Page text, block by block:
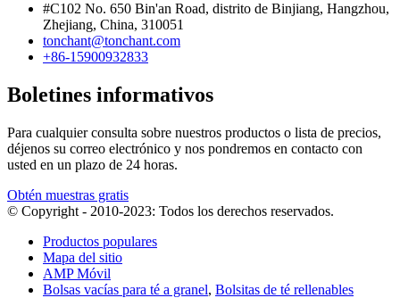
#C102 No. 650 Bin'an Road, distrito de Binjiang, Hangzhou,
Zhejiang, China, 310051
tonchant@tonchant.com
+86-15900932833
Boletines informativos
Para cualquier consulta sobre nuestros productos o lista de precios,
déjenos su correo electrónico y nos pondremos en contacto con
usted en un plazo de 24 horas.
Obtén muestras gratis
© Copyright - 2010-2023: Todos los derechos reservados.
Productos populares
Mapa del sitio
AMP Móvil
Bolsas vacías para té a granel, Bolsitas de té rellenables